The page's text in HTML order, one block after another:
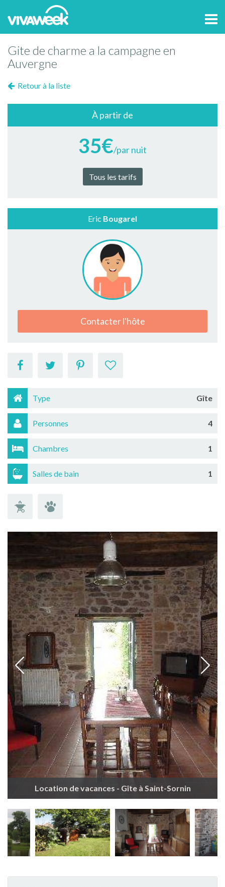
Gite de charme a la campagne en
Auvergne
Retour à la liste
À partir de
35€/par nuit
Tous les tarifs
Eric Bougarel
Contacter l'hôte
Type Gîte
Personnes 4
Chambres 1
Salles de bain 1
Location de vacances - Gîte à Saint-Sornin